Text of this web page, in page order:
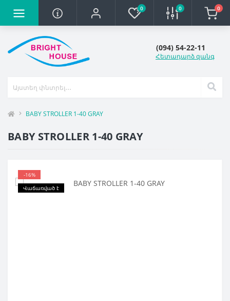
0 0 0
(094) 54-22-11
Հետադարձ զանգ
BABY STROLLER 1-40 GRAY
BABY STROLLER 1-40 GRAY
-16%
Վաճառված է